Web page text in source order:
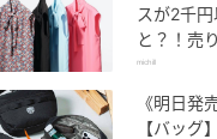
スが2千
と？！売
い！
michill
《明日発
【バッグ